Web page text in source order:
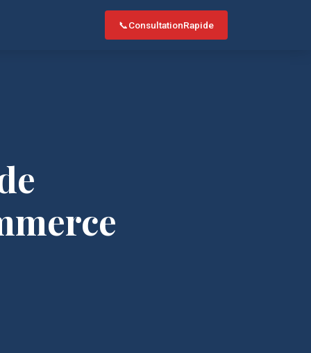
📞ConsultationRapide